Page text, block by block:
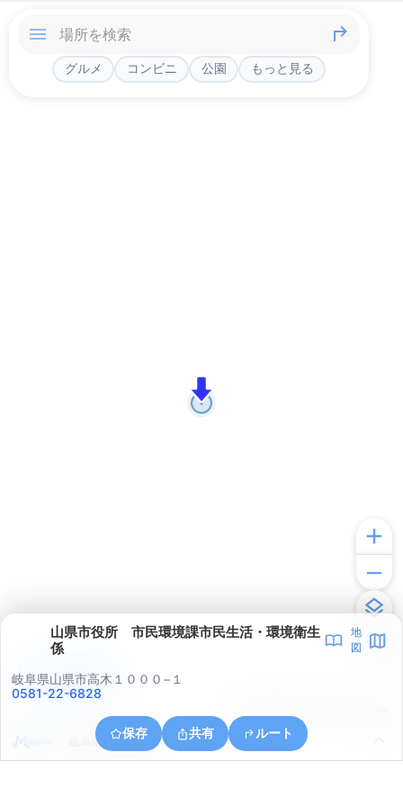
グルメ コンビニ 公園 もっと見る
山県市役所 市民環境課市民生活・環境衛生
係
地
図
岐阜県山県市高木１０００−１
0581-22-6828
保存 共有 ルート
岐阜県山県市高富
アプリで見る